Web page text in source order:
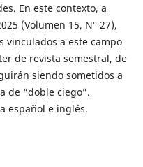
En este contexto, a
(Volumen 15, N° 27),
vinculados a este campo
de revista semestral, de
siendo sometidos a
de “doble ciego”.
español e inglés.